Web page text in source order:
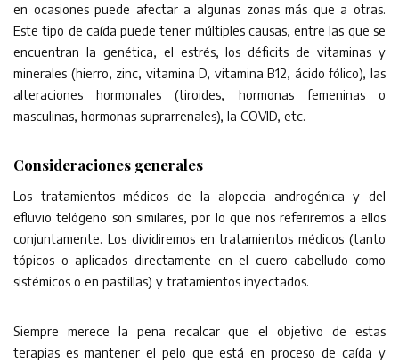
en ocasiones puede afectar a algunas zonas más que a otras.
Este tipo de caída puede tener múltiples causas, entre las que se
encuentran la genética, el estrés, los déficits de vitaminas y
minerales (hierro, zinc, vitamina D, vitamina B12, ácido fólico), las
alteraciones hormonales (tiroides, hormonas femeninas o
masculinas, hormonas suprarrenales), la COVID, etc.
Consideraciones generales
Los tratamientos médicos de la alopecia androgénica y del
efluvio telógeno son similares, por lo que nos referiremos a ellos
conjuntamente. Los dividiremos en tratamientos médicos (tanto
tópicos o aplicados directamente en el cuero cabelludo como
sistémicos o en pastillas) y tratamientos inyectados.
Siempre merece la pena recalcar que el objetivo de estas
terapias es mantener el pelo que está en proceso de caída y